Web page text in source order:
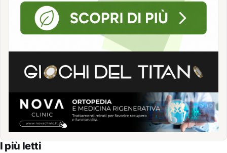
I più letti